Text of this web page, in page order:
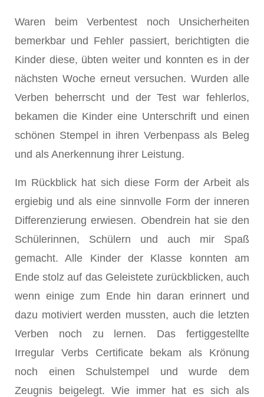
Waren beim Verbentest noch Unsicherheiten
bemerkbar und Fehler passiert, berichtigten die
Kinder diese, übten weiter und konnten es in der
nächsten Woche erneut versuchen. Wurden alle
Verben beherrscht und der Test war fehlerlos,
bekamen die Kinder eine Unterschrift und einen
schönen Stempel in ihren Verbenpass als Beleg
und als Anerkennung ihrer Leistung.
Im Rückblick hat sich diese Form der Arbeit als
ergiebig und als eine sinnvolle Form der inneren
Differenzierung erwiesen. Obendrein hat sie den
Schülerinnen, Schülern und auch mir Spaß
gemacht. Alle Kinder der Klasse konnten am
Ende stolz auf das Geleistete zurückblicken, auch
wenn einige zum Ende hin daran erinnert und
dazu motiviert werden mussten, auch die letzten
Verben noch zu lernen. Das fertiggestellte
Irregular Verbs Certificate bekam als Krönung
noch einen Schulstempel und wurde dem
Zeugnis beigelegt. Wie immer hat es sich als